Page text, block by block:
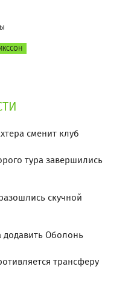
сменит клуб
тура завершились
скучной
додавить Оболонь
трансферу